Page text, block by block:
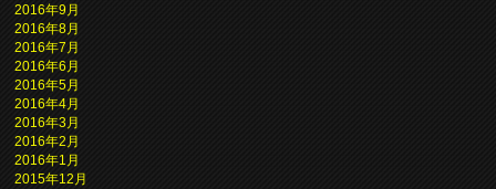
2016年9月
2016年8月
2016年7月
2016年6月
2016年5月
2016年4月
2016年3月
2016年2月
2016年1月
2015年12月